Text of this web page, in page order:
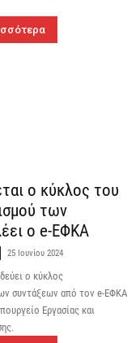
ο κύκλος του
των
ο e-ΕΦΚΑ
25 Ιουνίου 2024
ο κύκλος
συντάξεων από τον e-ΕΦΚΑ
Εργασίας και